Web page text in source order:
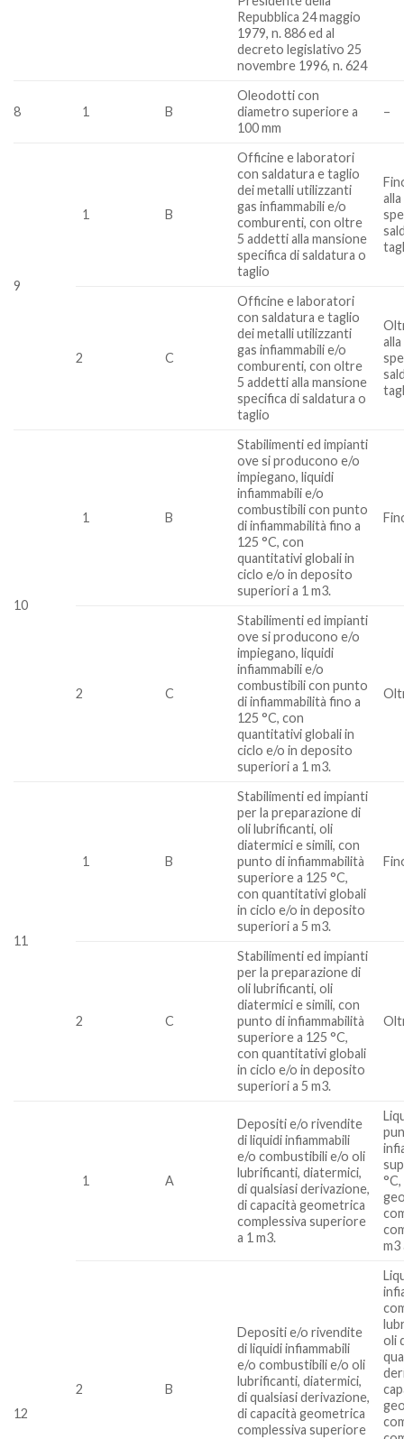
Repubblica 24 maggio
1979, n. 886 ed al
decreto legislativo 25
novembre 1996, n. 624
8 1 B
Oleodotti con
diametro superiore a
100 mm
–
9
1 B
Officine e laboratori
con saldatura e taglio
dei metalli utilizzanti
gas infiammabili e/o
comburenti, con oltre
5 addetti alla mansione
specifica di saldatura o
taglio
2 C
Officine e laboratori
con saldatura e taglio
dei metalli utilizzanti
gas infiammabili e/o
comburenti, con oltre
5 addetti alla mansione
specifica di saldatura o
taglio
10
1 B
Stabilimenti ed impianti
ove si producono e/o
impiegano, liquidi
infiammabili e/o
combustibili con punto
di infiammabilità fino a
125 °C, con
quantitativi globali in
ciclo e/o in deposito
superiori a 1 m3.
2 C
Stabilimenti ed impianti
ove si producono e/o
impiegano, liquidi
infiammabili e/o
combustibili con punto
di infiammabilità fino a
125 °C, con
quantitativi globali in
ciclo e/o in deposito
superiori a 1 m3.
11
1 B
Stabilimenti ed impianti
per la preparazione di
oli lubrificanti, oli
diatermici e simili, con
punto di infiammabilità
superiore a 125 °C,
con quantitativi globali
in ciclo e/o in deposito
superiori a 5 m3.
2 C
Stabilimenti ed impianti
per la preparazione di
oli lubrificanti, oli
diatermici e simili, con
punto di infiammabilità
superiore a 125 °C,
con quantitativi globali
in ciclo e/o in deposito
superiori a 5 m3.
12
1 A
Depositi e/o rivendite
di liquidi infiammabili
e/o combustibili e/o oli
lubrificanti, diatermici,
di qualsiasi derivazione,
di capacità geometrica
complessiva superiore
a 1 m3.
m3
2 B
Depositi e/o rivendite
di liquidi infiammabili
e/o combustibili e/o oli
lubrificanti, diatermici,
di qualsiasi derivazione,
di capacità geometrica
complessiva superiore
oli